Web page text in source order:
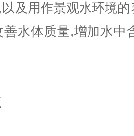
及用作景观水环境
水体质量,增加水中